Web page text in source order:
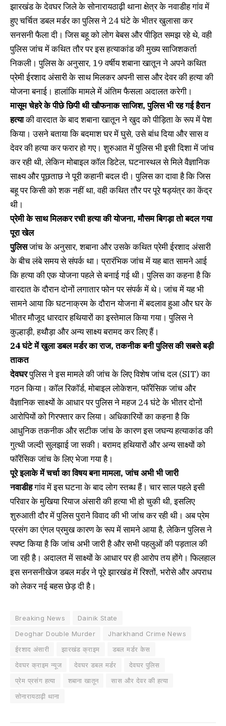
झारखंड के देवघर जिले के सोनारायठाढ़ी थाना क्षेत्र के नवाडीह गांव में
हुए चर्चित डबल मर्डर का पुलिस ने 24 घंटे के भीतर खुलासा कर
सनसनी फैला दी। जिस बहू को लोग बेबस और पीड़ित समझ रहे थे, वही
पुलिस जांच में कथित तौर पर इस हत्याकांड की मुख्य साजिशकर्ता
निकली। पुलिस के अनुसार, 19 वर्षीय शबाना खातून ने अपने कथित
प्रेमी ईरशाद अंसारी के साथ मिलकर अपनी सास और देवर की हत्या की
योजना बनाई। हालांकि मामले में अंतिम फैसला अदालत करेगी।
मासूम चेहरे के पीछे छिपी थी खौफनाक साजिश, पुलिस भी रह गई हैरान
हत्याकी वारदात के बाद शबाना खातून ने खुद को पीड़िता के रूप में पेश
किया। उसने बताया कि बदमाश घर में घुसे, उसे बांध दिया और सास व
देवर की हत्या कर फरार हो गए। शुरुआत में पुलिस भी इसी दिशा में जांच
कर रही थी, लेकिन मोबाइल कॉल डिटेल, घटनास्थल से मिले वैज्ञानिक
साक्ष्य और पूछताछ ने पूरी कहानी बदल दी। पुलिस का दावा है कि जिस
बहू पर किसी को शक नहीं था, वही कथित तौर पर पूरे षड्यंत्र का केंद्र
थी।
प्रेमी के साथ मिलकर रची हत्या की योजना, मौसम बिगड़ा तो बदल गया
पूरा खेल
पुलिसजांच के अनुसार, शबाना और उसके कथित प्रेमी ईरशाद अंसारी
के बीच लंबे समय से संपर्क था। प्रारंभिक जांच में यह बात सामने आई
कि हत्या की एक योजना पहले से बनाई गई थी। पुलिस का कहना है कि
वारदात के दौरान दोनों लगातार फोन पर संपर्क में थे। जांच में यह भी
सामने आया कि घटनाक्रम के दौरान योजना में बदलाव हुआ और घर के
भीतर मौजूद धारदार हथियारों का इस्तेमाल किया गया। पुलिस ने
कुल्हाड़ी, हथौड़ा और अन्य साक्ष्य बरामद कर लिए हैं।
24 घंटे में खुला डबल मर्डर का राज, तकनीक बनी पुलिस की सबसे बड़ी
ताकत
देवघरपुलिस ने इस मामले की जांच के लिए विशेष जांच दल (SIT) का
गठन किया। कॉल रिकॉर्ड, मोबाइल लोकेशन, फॉरेंसिक जांच और
वैज्ञानिक साक्ष्यों के आधार पर पुलिस ने महज 24 घंटे के भीतर दोनों
आरोपियों को गिरफ्तार कर लिया। अधिकारियों का कहना है कि
आधुनिक तकनीक और सटीक जांच के कारण इस जघन्य हत्याकांड की
गुत्थी जल्दी सुलझाई जा सकी। बरामद हथियारों और अन्य साक्ष्यों को
फॉरेंसिक जांच के लिए भेजा गया है।
पूरे इलाके में चर्चा का विषय बना मामला, जांच अभी भी जारी
नवाडीहगांव में इस घटना के बाद लोग स्तब्ध हैं। चार साल पहले इसी
परिवार के मुखिया रियाज अंसारी की हत्या भी हो चुकी थी, इसलिए
शुरुआती दौर में पुलिस पुराने विवाद की भी जांच कर रही थी। अब प्रेम
प्रसंग का एंगल प्रमुख कारण के रूप में सामने आया है, लेकिन पुलिस ने
स्पष्ट किया है कि जांच अभी जारी है और सभी पहलुओं की पड़ताल की
जा रही है। अदालत में साक्ष्यों के आधार पर ही आरोप तय होंगे। फिलहाल
इस सनसनीखेज डबल मर्डर ने पूरे झारखंड में रिश्तों, भरोसे और अपराध
को लेकर नई बहस छेड़ दी है।
Breaking News
Dainik State
Deoghar Double Murder
Jharkhand Crime News
ईरशाद अंसारी
झारखंड क्राइम
डबल मर्डर केस
देवघर क्राइम न्यूज
देवघर डबल मर्डर
देवघर पुलिस
प्रेम प्रसंग हत्या
शबाना खातून
सास और देवर की हत्या
सोनारायठाढ़ी थाना